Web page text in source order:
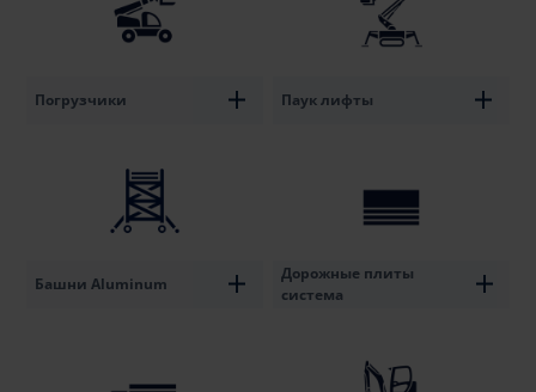
Погрузчики Паук лифты
Башни Aluminum
Дорожные плиты
система